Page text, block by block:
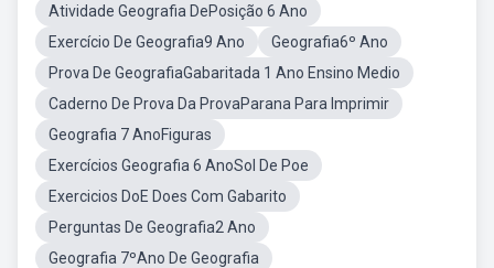
Atividade Geografia DePosição 6 Ano
Exercício De Geografia9 Ano
Geografia6º Ano
Prova De GeografiaGabaritada 1 Ano Ensino Medio
Caderno De Prova Da ProvaParana Para Imprimir
Geografia 7 AnoFiguras
Exercícios Geografia 6 AnoSol De Poe
Exercicios DoE Does Com Gabarito
Perguntas De Geografia2 Ano
Geografia 7ºAno De Geografia